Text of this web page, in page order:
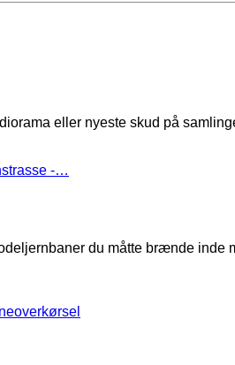
eller nyeste skud på
-…
du måtte brænde